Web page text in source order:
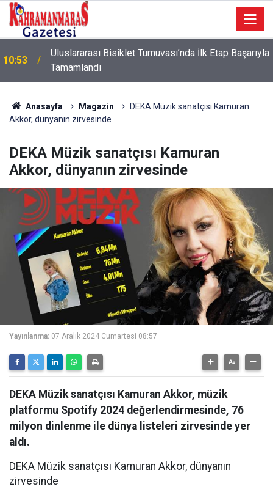
10:09 Sonumuz Yakın mı?
Anasayfa Magazin
DEKA Müzik sanatçısı Kamuran
Akkor, dünyanın zirvesinde
DEKA Müzik sanatçısı Kamuran
Akkor, dünyanın zirvesinde
Yayınlanma: 07 Aralık 2024 Cumartesi 08:57
DEKA Müzik sanatçısı Kamuran Akkor, müzik
platformu Spotify 2024 değerlendirmesinde, 76
milyon dinlenme ile dünya listeleri zirvesinde yer
aldı.
DEKA Müzik sanatçısı Kamuran Akkor, dünyanın
zirvesinde